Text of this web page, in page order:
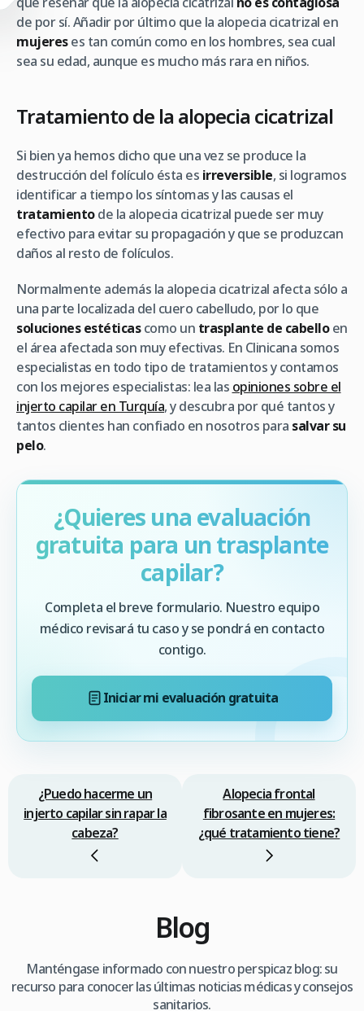
de por sí. Añadir por último que la alopecia cicatrizal en
mujereses tan común como en los hombres, sea cual
sea su edad, aunque es mucho más rara en niños.
Tratamiento de la alopecia cicatrizal
Si bien ya hemos dicho que una vez se produce la
destrucción del folículo ésta es irreversible, si logramos
identificar a tiempo los síntomas y las causas el
tratamientode la alopecia cicatrizal puede ser muy
efectivo para evitar su propagación y que se produzcan
daños al resto de folículos.
Normalmente además la alopecia cicatrizal afecta sólo a
una parte localizada del cuero cabelludo, por lo que
soluciones estéticascomo un trasplante de cabelloen
el área afectada son muy efectivas. En Clinicana somos
especialistas en todo tipo de tratamientos y contamos
con los mejores especialistas: lea las opiniones sobre el
injerto capilar en Turquía, y descubra por qué tantos y
tantos clientes han confiado en nosotros para salvar su
pelo.
¿Quieres una evaluación
gratuita para un trasplante
capilar?
Completa el breve formulario. Nuestro equipo
médico revisará tu caso y se pondrá en contacto
contigo.
Iniciar mi evaluación gratuita
¿Puedo hacerme un
injerto capilar sin rapar la
cabeza?
Alopecia frontal
fibrosante en mujeres:
¿qué tratamiento tiene?
Blog
Manténgase informado con nuestro perspicaz blog: su
recurso para conocer las últimas noticias médicas y consejos
sanitarios.